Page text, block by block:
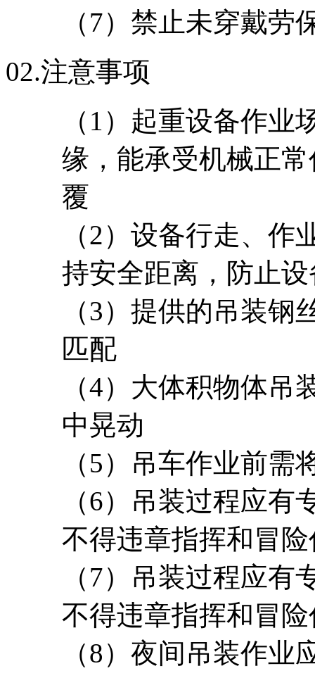
（7）禁止未穿戴劳
02.注意事项
（1）起重设备作
缘，能承受机械正
覆
（2）设备行走、
持安全距离，防止
（3）提供的吊装
匹配
（4）大体积物体
中晃动
（5）吊车作业前
（6）吊装过程应
不得违章指挥和冒
（7）吊装过程应
不得违章指挥和冒
（8）夜间吊装作业